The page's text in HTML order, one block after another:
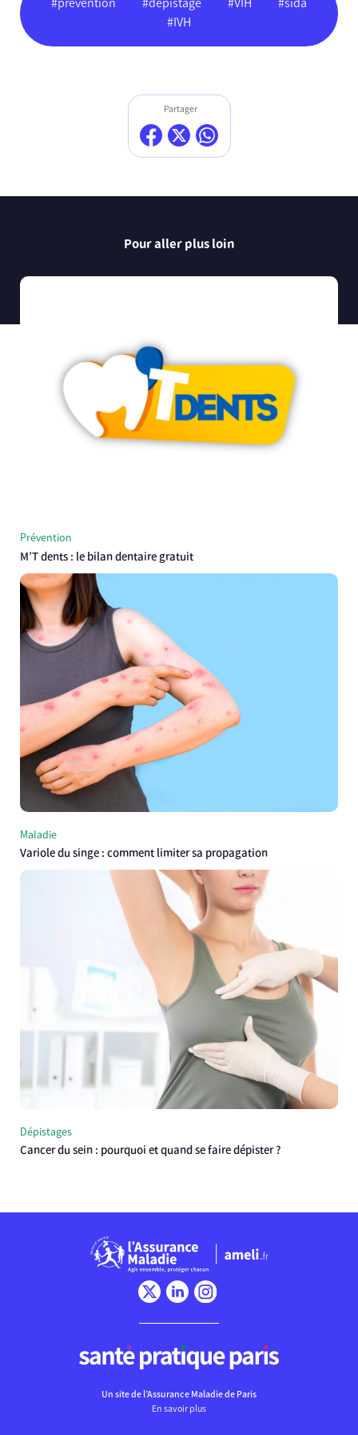
#prévention #dépistage #VIH
#sida
#IVH
Partager
Pour aller plus loin
Prévention
M’T dents : le bilan dentaire gratuit
Maladie
Variole du singe : comment limiter sa propagation
Dépistages
Cancer du sein : pourquoi et quand se faire dépister ?
Un site de l’Assurance Maladie de Paris
En savoir plus